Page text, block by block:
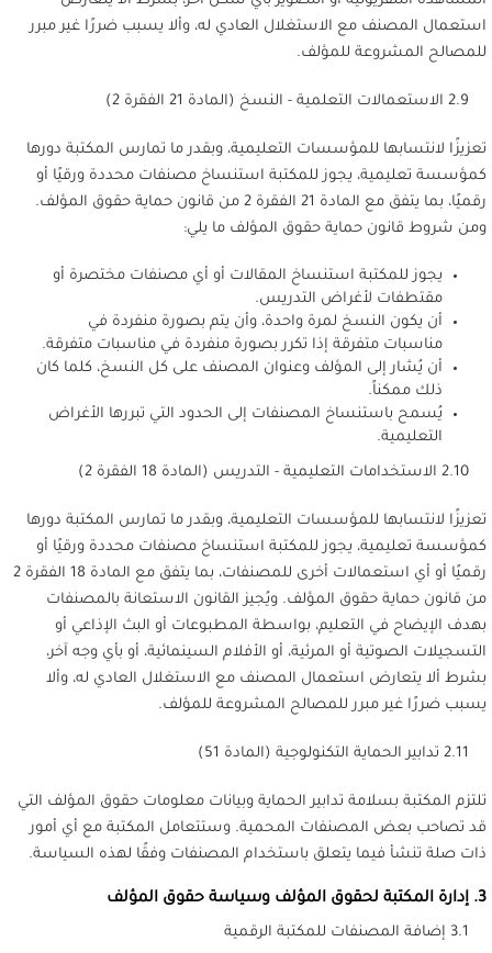
استعمال المصنف مع الاستغلال العادي له، وألا يسبب ضررًا غير مبرر
للمصالح المشروعة للمؤلف.
تعزيزًا لانتسابها للمؤسسات التعليمية، وبقدر ما تمارس المكتبة دورها
كمؤسسة تعليمية، يجوز للمكتبة استنساخ مصنفات محددة ورقيًا أو
رقميًا، بما يتفق مع المادة 21 الفقرة 2 من قانون حماية حقوق المؤلف.
ومن شروط قانون حماية حقوق المؤلف ما يلي:
يجوز للمكتبة استنساخ المقالات أو أي مصنفات مختصرة أو
مقتطفات لأغراض التدريس.
أن يكون النسخ لمرة واحدة، وأن يتم بصورة منفردة في
مناسبات متفرقة إذا تكرر بصورة منفردة في مناسبات متفرقة.
أن يُشار إلى المؤلف وعنوان المصنف على كل النسخ، كلما كان
ذلك ممكناً.
يُسمح باستنساخ المصنفات إلى الحدود التي تبررها الأغراض
التعليمية.
تعزيزًا لانتسابها للمؤسسات التعليمية، وبقدر ما تمارس المكتبة دورها
كمؤسسة تعليمية، يجوز للمكتبة استنساخ مصنفات محددة ورقيًا أو
رقميًا أو أي استعمالات أخرى للمصنفات، بما يتفق مع المادة 18 الفقرة 2
من قانون حماية حقوق المؤلف. ويُجيز القانون الاستعانة بالمصنفات
بهدف الإيضاح في التعليم، بواسطة المطبوعات أو البث الإذاعي أو
التسجيلات الصوتية أو المرئية، أو الأفلام السينمائية، أو بأي وجه آخر،
بشرط ألا يتعارض استعمال المصنف مع الاستغلال العادي له، وألا
يسبب ضررًا غير مبرر للمصالح المشروعة للمؤلف.
تلتزم المكتبة بسلامة تدابير الحماية وبيانات معلومات حقوق المؤلف التي
قد تصاحب بعض المصنفات المحمية. وستتعامل المكتبة مع أي أمور
ذات صلة تنشأ فيما يتعلق باستخدام المصنفات وفقًا لهذه السياسة.
3. إدارة المكتبة لحقوق المؤلف وسياسة حقوق المؤلف